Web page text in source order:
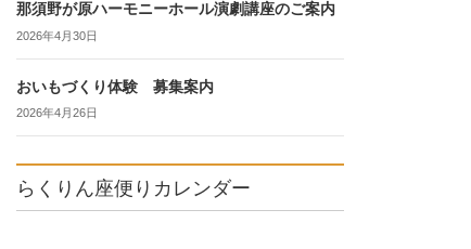
那須野が原ハーモニーホール演劇講座のご案内
2026年4月30日
おいもづくり体験 募集案内
2026年4月26日
らくりん座便りカレンダー